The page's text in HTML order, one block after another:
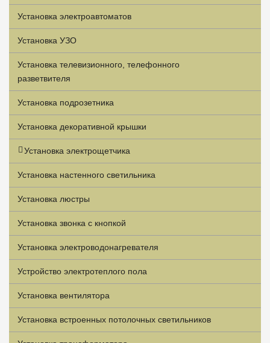
Установка электроавтоматов
Установка УЗО
Установка телевизионного, телефонного
разветвителя
Установка подрозетника
Установка декоративной крышки
Установка электрощетчика
Установка настенного светильника
Установка люстры
Установка звонка с кнопкой
Установка электроводонагревателя
Устройство электротеплого пола
Установка вентилятора
Установка встроенных потолочных светильников